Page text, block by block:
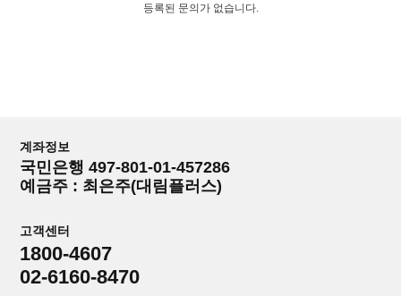
등록된 문의가 없습니다.
계좌정보
국민은행 497-801-01-457286
예금주 : 최은주(대림플러스)
고객센터
1800-4607
02-6160-8470